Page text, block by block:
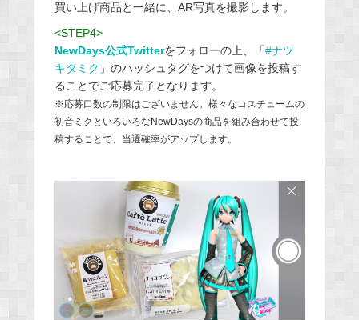
買い上げ商品と一緒に、AR写真を撮影します。
<STEP4>
NewDays公式Twitterをフォローの上、「#ナツ
キタミク 」のハッシュタグをつけて画像を投稿す
ることでご応募完了となります。
※応募口数の制限はございません。様々なコスチュームの
初音ミクといろいろなNewDaysの商品を組み合わせて投
稿することで、当選確率がアップします。